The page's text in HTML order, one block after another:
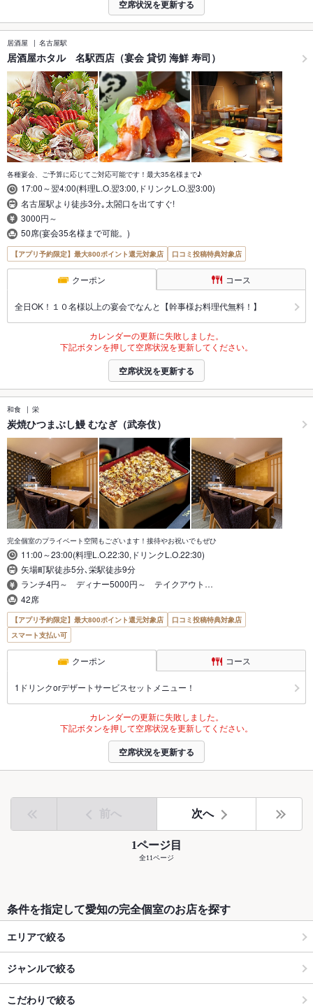
空席状況を更新する
居酒屋 名古屋駅
居酒屋ホタル 名駅西店（宴会 貸切 海鮮 寿司）
各種宴会、ご予算に応じてご対応可能です！最大35名様まで♪
17:00～翌4:00(料理L.O.翌3:00,ドリンクL.O.翌3:00)
名古屋駅より徒歩3分｡太閤口を出てすぐ!
3000円～
50席(宴会35名様まで可能。)
【アプリ予約限定】最大800ポイント還元対象店 口コミ投稿特典対象店
クーポン コース
全日OK！１０名様以上の宴会でなんと【幹事様お料理代無料！】
カレンダーの更新に失敗しました。
下記ボタンを押して空席状況を更新してください。
空席状況を更新する
和食 栄
炭焼ひつまぶし鰻 むなぎ（武奈伎）
完全個室のプライベート空間もございます！接待やお祝いでもぜひ
11:00～23:00(料理L.O.22:30,ドリンクL.O.22:30)
矢場町駅徒歩5分､栄駅徒歩9分
ランチ4円～ ディナー5000円～ テイクアウト…
42席
【アプリ予約限定】最大800ポイント還元対象店
口コミ投稿特典対象店
スマート支払い可
クーポン コース
1ドリンクorデザートサービスセットメニュー！
カレンダーの更新に失敗しました。
下記ボタンを押して空席状況を更新してください。
空席状況を更新する
前へ 次へ
1ページ目
全11ページ
条件を指定して愛知の完全個室のお店を探す
エリアで絞る
ジャンルで絞る
こだわりで絞る